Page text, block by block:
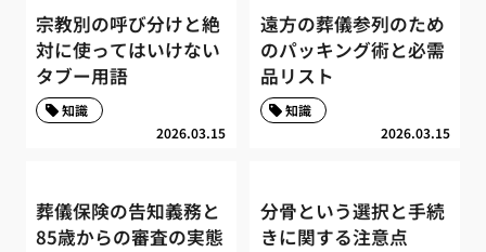
宗教別の呼び分けと絶
対に使ってはいけない
タブー用語
2026.03.15
知識
遠方の葬儀参列のため
のパッキング術と必需
品リスト
2026.03.15
知識
葬儀保険の告知義務と
85歳からの審査の実態
分骨という選択と手続
きに関する注意点